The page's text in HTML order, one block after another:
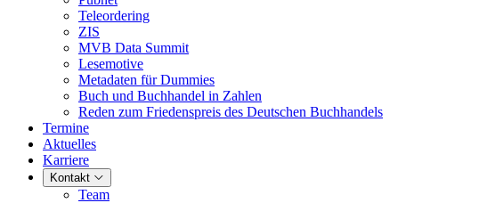
Teleordering
ZIS
MVB Data Summit
Lesemotive
Metadaten für Dummies
Buch und Buchhandel in Zahlen
Reden zum Friedenspreis des Deutschen Buchhandels
Termine
Aktuelles
Karriere
Kontakt
Team